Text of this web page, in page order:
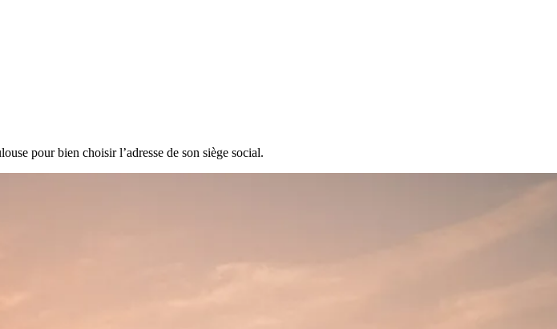
pour bien choisir l’adresse de son siège social.